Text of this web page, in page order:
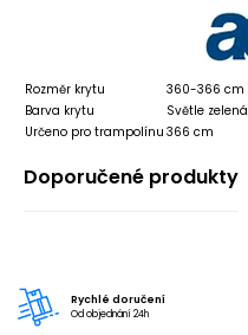
Rozměr krytu
360-366 cm
Barva krytu
Světle zelená
Určeno pro trampolínu 366 cm
Doporučené produkty
Rychlé doručení
Od objednání 24h